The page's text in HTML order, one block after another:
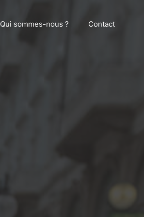
Qui sommes-nous ? Contact